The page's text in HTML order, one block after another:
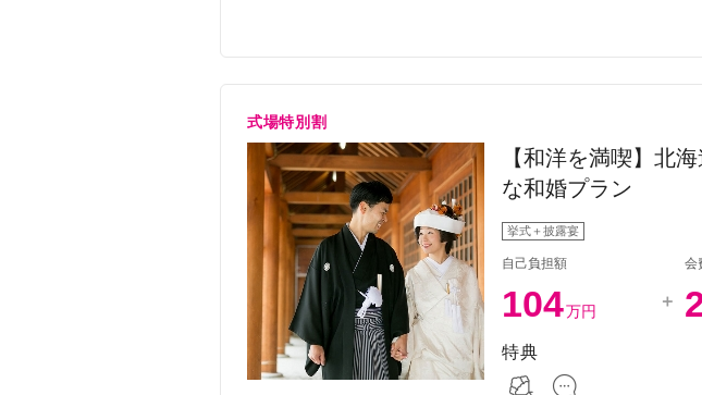
リンク
控室料 会場使用料に含む（待合・出席者着替室
席料 会場使用料に含む
美容着付 新婦ヘアメイク（アテンド付き・リハー
音響照明 音響オペレーター料・マイク・音響使用料
介添料 美容着付に含む 担当コンシェルジュが
ケーキ パティシエ特製ウエディングケーキ
申込期間 今月末までにお申込みのお客様
挙式期間 2026年12月～2027年3月
備考 ■40名のお見積金額です（会費＠23,000）
式場特別割
【和洋を満喫】北
な和婚プラン
挙式＋披露宴
自己負担額
104万円
会
特典